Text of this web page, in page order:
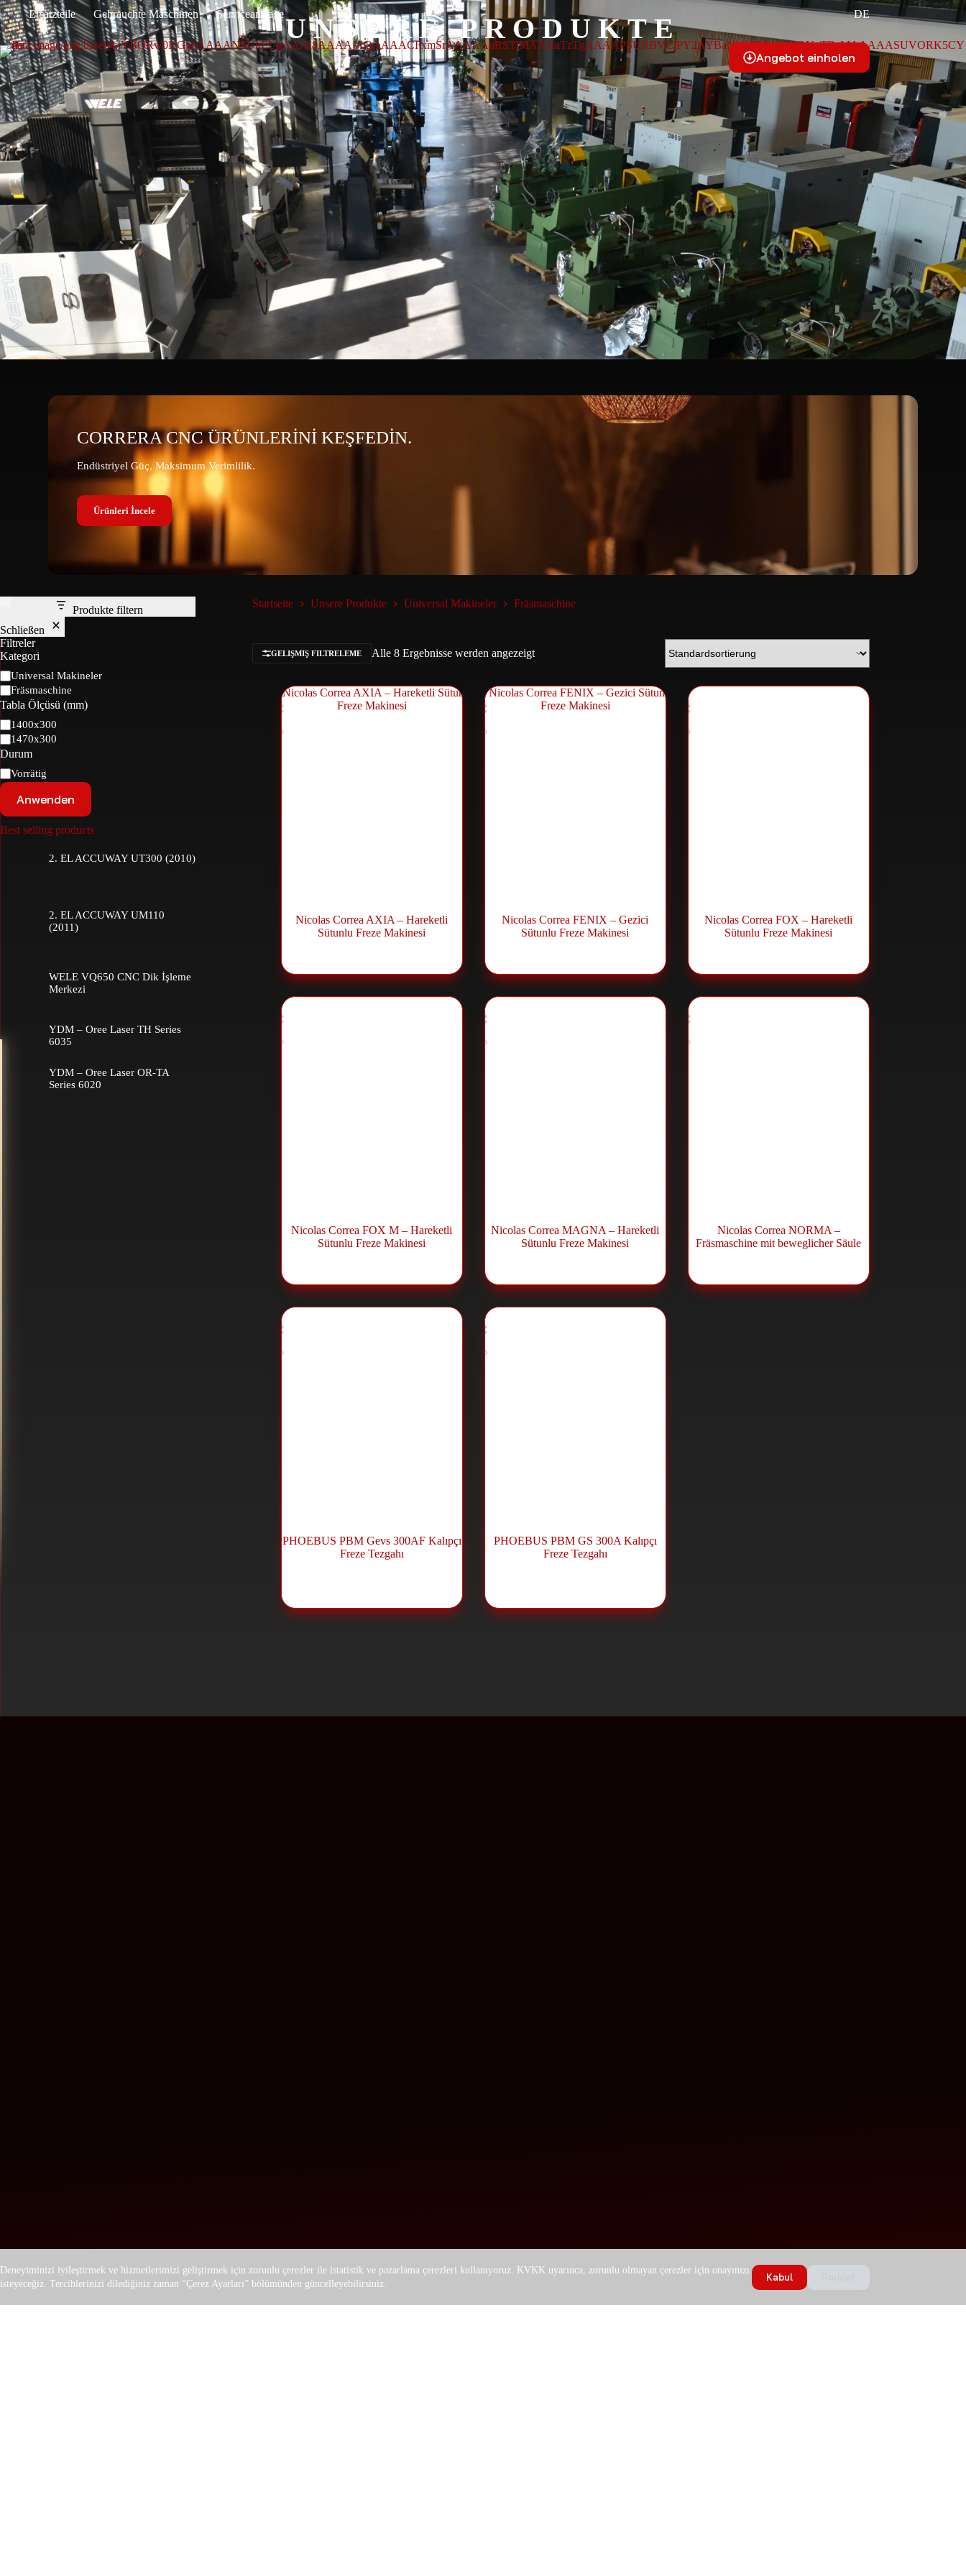
Deneyiminizi iyileştirmek ve hizmetlerimizi geliştirmek için zorunlu çerezler ile istatistik ve pazarlama çerezleri kullanıyoruz. KVKK uyarınca, zorunlu olmayan çerezler için onayınızı
isteyeceğiz. Tercihlerinizi dilediğiniz zaman “Çerez Ayarları” bölümünden güncelleyebilirsiniz.
Kabul
Ersatzteile Gebrauchte Maschinen Serviceanfrage DE
Angebot einholen
UNSERE PRODUKTE
CORRERA CNC ÜRÜNLERİNİ KEŞFEDİN.
Endüstriyel Güç, Maksimum Verimlilik.
Ürünleri İncele
Startseite Unsere Produkte Universal Makineler Fräsmaschine
GELIŞMIŞ FILTRELEME Alle 8 Ergebnisse werden angezeigt
Nicolas Correa AXIA – Hareketli
Sütunlu Freze Makinesi
Nicolas Correa FENIX – Gezici
Sütunlu Freze Makinesi
Nicolas Correa FOX – Hareketli
Sütunlu Freze Makinesi
Nicolas Correa FOX M – Hareketli
Sütunlu Freze Makinesi
Nicolas Correa MAGNA – Hareketli
Sütunlu Freze Makinesi
Nicolas Correa NORMA –
Fräsmaschine mit beweglicher Säule
PHOEBUS PBM Gevs 300AF Kalıpçı
Freze Tezgahı
PHOEBUS PBM GS 300A Kalıpçı
Freze Tezgahı
Produkte filtern
Schließen
Filtreler
Kategori
Universal Makineler
Fräsmaschine
Tabla Ölçüsü (mm)
1400x300
1470x300
Durum
Vorrätig
Anwenden
Best selling products
2. EL ACCUWAY UT300 (2010)
2. EL ACCUWAY UM110
(2011)
WELE VQ650 CNC Dik İşleme
Merkezi
YDM – Oree Laser TH Series
6035
YDM – Oree Laser OR-TA
Series 6020